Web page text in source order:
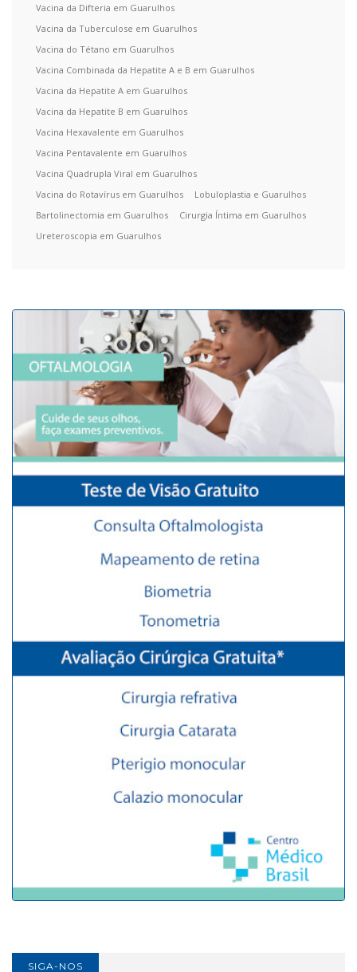
Vacina da Difteria em Guarulhos
Vacina da Tuberculose em Guarulhos
Vacina do Tétano em Guarulhos
Vacina Combinada da Hepatite A e B em Guarulhos
Vacina da Hepatite A em Guarulhos
Vacina da Hepatite B em Guarulhos
Vacina Hexavalente em Guarulhos
Vacina Pentavalente em Guarulhos
Vacina Quadrupla Viral em Guarulhos
Vacina do Rotavírus em Guarulhos
Lobuloplastia e Guarulhos
Bartolinectomia em Guarulhos
Cirurgia Íntima em Guarulhos
Ureteroscopia em Guarulhos
SIGA-NOS